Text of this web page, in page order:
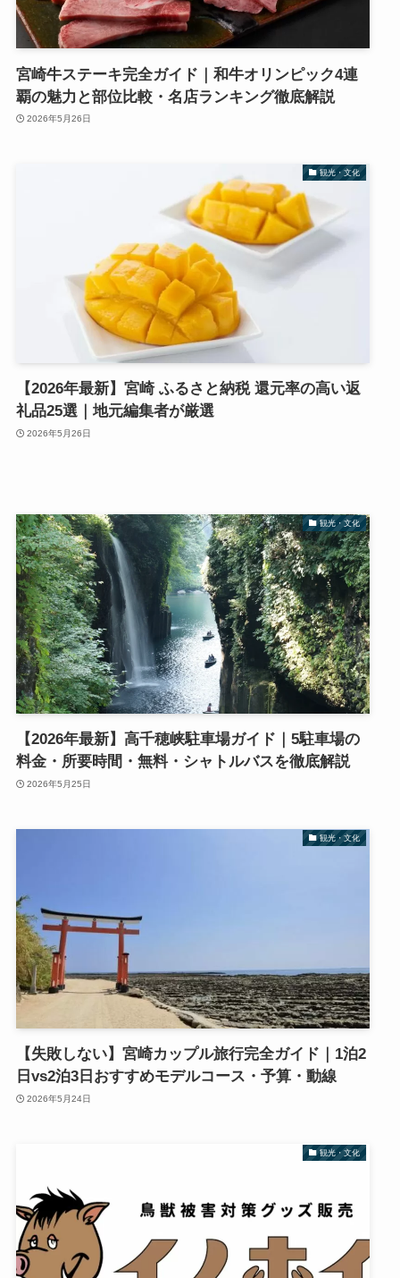
宮崎牛ステーキ完全ガイド｜和牛オリンピック4連
覇の魅力と部位比較・名店ランキング徹底解説
2026年5月26日
観光・文化
【2026年最新】宮崎 ふるさと納税 還元率の高い返
礼品25選｜地元編集者が厳選
2026年5月26日
観光・文化
【2026年最新】高千穂峡駐車場ガイド｜5駐車場の
料金・所要時間・無料・シャトルバスを徹底解説
2026年5月25日
観光・文化
【失敗しない】宮崎カップル旅行完全ガイド｜1泊2
日vs2泊3日おすすめモデルコース・予算・動線
2026年5月24日
観光・文化